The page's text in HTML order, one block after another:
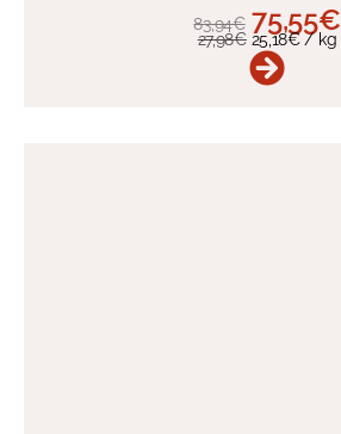
83,94€ 75,55€
27,98€ 25,18€/kg